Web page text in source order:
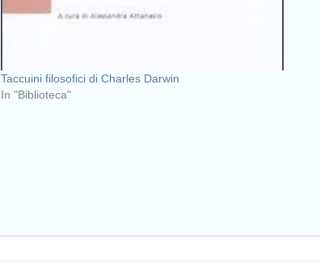
Taccuini filosofici di Charles Darwin
In "Biblioteca"